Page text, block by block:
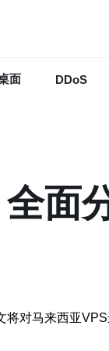
面 DDoS
面
对马来西亚